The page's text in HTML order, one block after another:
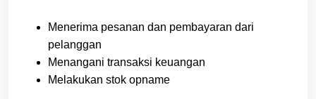
Menerima pesanan dan pembayaran dari
pelanggan
Menangani transaksi keuangan
Melakukan stok opname